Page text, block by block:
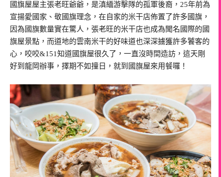
國旗屋屋主張老旺爺爺，是滇緬游擊隊的孤軍後裔，25年前為
宣揚愛國家、敬國旗理念，在自家的米干店佈置了許多國旗，
因為國旗數量實在驚人，張老旺的米干店也成為聞名國際的國
旗屋景點，而道地的雲南米干的好味道也深深擄獲許多饕客的
心，咬咬&151知道國旗屋很久了，一直沒時間造訪，這天剛
好到龍岡辦事，擇期不如撞日，就到國旗屋來用餐囉！